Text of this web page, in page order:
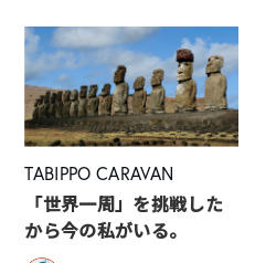
TABIPPO CARAVAN
「世界一周」を挑戦した
から今の私がいる。